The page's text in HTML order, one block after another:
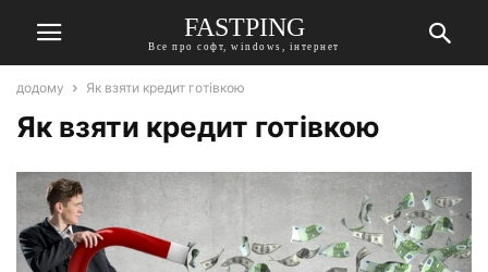
FASTPING
Все про софт, windows, інтернет
додому Як взяти кредит готівкою
Як взяти кредит готівкою